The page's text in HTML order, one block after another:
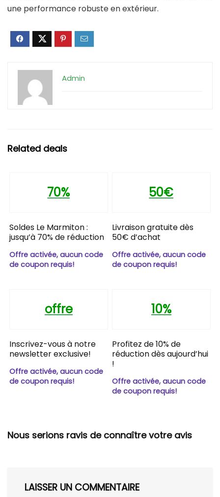
une performance robuste en extérieur.
Admin
Related deals
70%
Soldes Le Marmiton :
jusqu’à 70% de réduction
Offre activée, aucun code
de coupon requis!
50€
Livraison gratuite dès
50€ d’achat
Offre activée, aucun code
de coupon requis!
offre
Inscrivez-vous à notre
newsletter exclusive!
Offre activée, aucun code
de coupon requis!
10%
Profitez de 10% de
réduction dès aujourd’hui
!
Offre activée, aucun code
de coupon requis!
Nous serions ravis de connaître votre avis
LAISSER UN COMMENTAIRE